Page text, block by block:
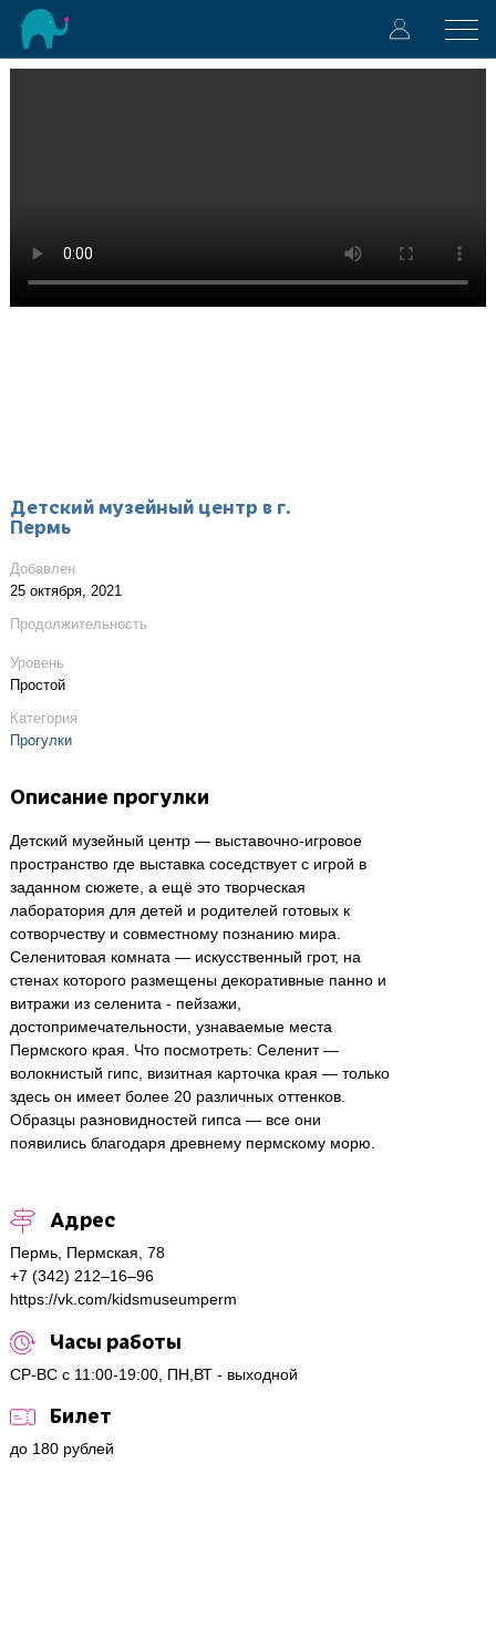
Детский музейный центр в г.
Пермь
Добавлен
25 октября, 2021
Продолжительность
Уровень
Простой
Категория
Прогулки
Описание прогулки
Детский музейный центр — выставочно-игровое
пространство где выставка соседствует с игрой в
заданном сюжете, а ещё это творческая
лаборатория для детей и родителей готовых к
сотворчеству и совместному познанию мира.
Селенитовая комната — искусственный грот, на
стенах которого размещены декоративные панно и
витражи из селенита - пейзажи,
достопримечательности, узнаваемые места
Пермского края. Что посмотреть: Селенит —
волокнистый гипс, визитная карточка края — только
здесь он имеет более 20 различных оттенков.
Образцы разновидностей гипса — все они
появились благодаря древнему пермскому морю.
Адрес
Пермь, Пермская, 78
+7 (342) 212‒16‒96
https://vk.com/kidsmuseumperm
Часы работы
СР-ВС с 11:00-19:00, ПН,ВТ - выходной
Билет
до 180 рублей